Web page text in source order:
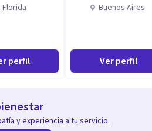
Florida
perfil
Buenos Aires
Ver perfil
y experiencia a tu servicio.